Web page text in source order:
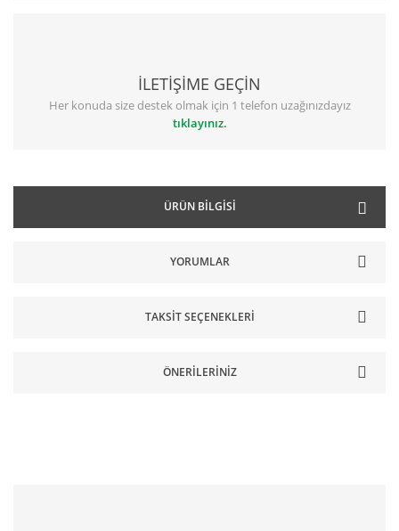
İLETİŞİME GEÇİN
Her konuda size destek olmak için 1 telefon uzağınızdayız
tıklayınız.
ÜRÜN BILGISI
YORUMLAR
TAKSIT SEÇENEKLERI
ÖNERILERINIZ